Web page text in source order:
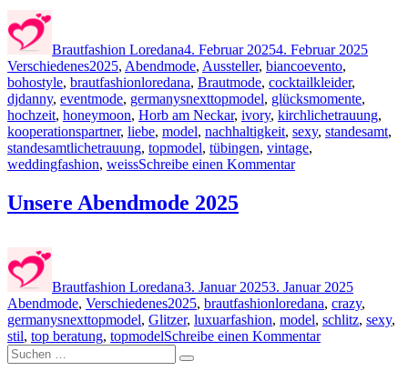
Brautfashion Loredana4. Februar 20254. Februar 2025
VerschiedenesSchlagwörter
2025, Abendmode, Aussteller, biancoevento,
bohostyle, brautfashionloredana, Brautmode, cocktailkleider,
djdanny, eventmode, germanysnexttopmodel, glücksmomente,
hochzeit, honeymoon, Horb am Neckar, ivory, kirchlichetrauung,
kooperationspartner, liebe, model, nachhaltigkeit, sexy, standesamt,
standesamtlichetrauung, topmodel, tübingen, vintage,
weddingfashion, weissSchreibe einen Kommentarzu
Januar
2025
Unsere Abendmode 2025
Brautfashion Loredana3. Januar 20253. Januar 2025
Abendmode, VerschiedenesSchlagwörter
2025, brautfashionloredana, crazy,
germanysnexttopmodel, Glitzer, luxuarfashion, model, schlitz, sexy,
stil, top beratung, topmodelSchreibe einen Kommentarzu
Suchen
nach:
Suchen